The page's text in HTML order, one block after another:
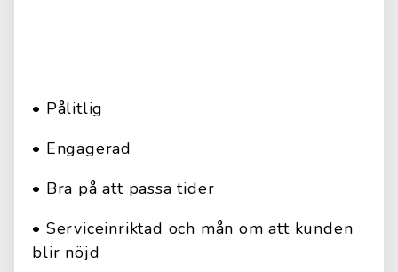
• Pålitlig
• Engagerad
• Bra på att passa tider
• Serviceinriktad och mån om att kunden
blir nöjd